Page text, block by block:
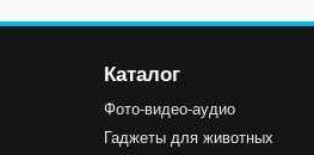
Каталог
Фото-видео-аудио
Гаджеты для животных